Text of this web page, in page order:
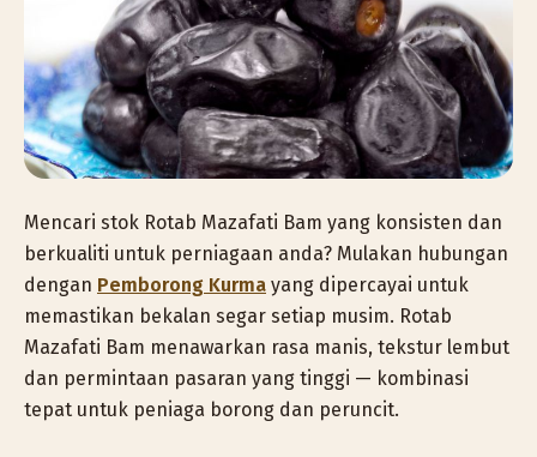
Mencari stok Rotab Mazafati Bam yang konsisten dan
berkualiti untuk perniagaan anda? Mulakan hubungan
dengan Pemborong Kurma yang dipercayai untuk
memastikan bekalan segar setiap musim. Rotab
Mazafati Bam menawarkan rasa manis, tekstur lembut
dan permintaan pasaran yang tinggi — kombinasi
tepat untuk peniaga borong dan peruncit.